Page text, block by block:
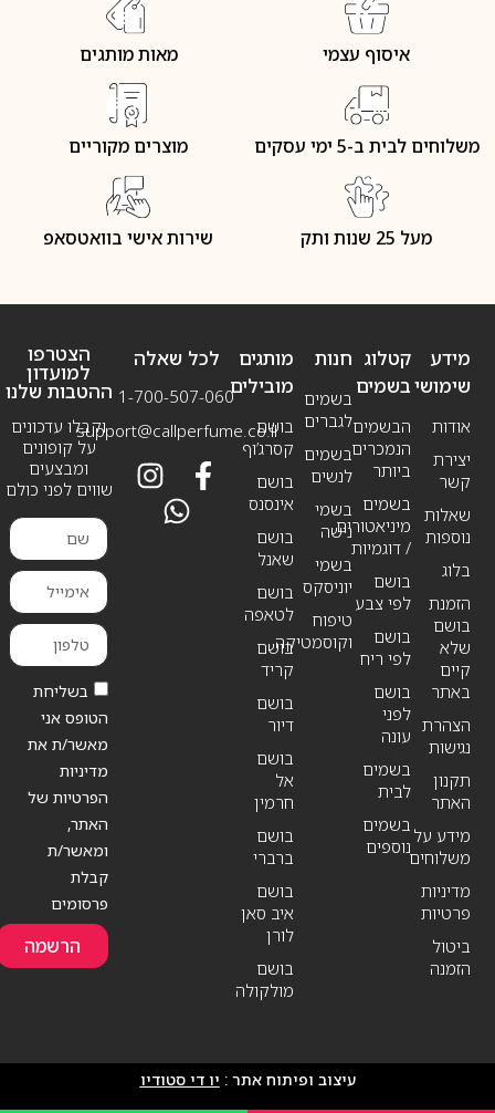
איסוף עצמי מאות מותגים
משלוחים לבית ב-5 ימי עסקים מוצרים מקוריים
מעל 25 שנות ותק שירות אישי בוואטסאפ
מידע
שימושי
אודות
יצירת
קשר
שאלות
נוספות
בלוג
הזמנת
בושם
שלא
קיים
באתר
הצהרת
נגישות
תקנון
האתר
מידע על
משלוחים
מדיניות
פרטיות
ביטול
הזמנה
חנות
בשמים
לגברים
בשמים
לנשים
בשמי
נישה
בשמי
יוניסקס
טיפוח
וקוסמטיקה
קטלוג
בשמים
הבשמים
הנמכרים
ביותר
בשמים
מיניאטורים
/ דוגמיות
בושם
לפי צבע
בושם
לפי ריח
בושם
לפני
עונה
בשמים
לבית
בשמים
נוספים
מותגים
מובילים
בושם
קסרג’וף
בושם
אינסנס
בושם
שאנל
בושם
לטאפה
בושם
קריד
בושם
דיור
בושם
אל
חרמין
בושם
ברברי
בושם
איב סאן
לורן
בושם
מולקולה
לכל שאלה
1-700-507-060
support@callperfume.co.il
הצטרפו
למועדון
ההטבות שלנו
וקבלו עדכונים
על קופונים
ומבצעים
שווים לפני כולם
בשליחת
הטופס אני
מאשר/ת את
מדיניות
הפרטיות של
האתר,
ומאשר/ת
קבלת
פרסומים
הרשמה
עיצוב ופיתוח אתר : יו די סטודיו